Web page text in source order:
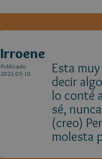
Irroene
Publicado
2021-05-10
Esta
decir
lo conté
sé,
(creo)
molesta